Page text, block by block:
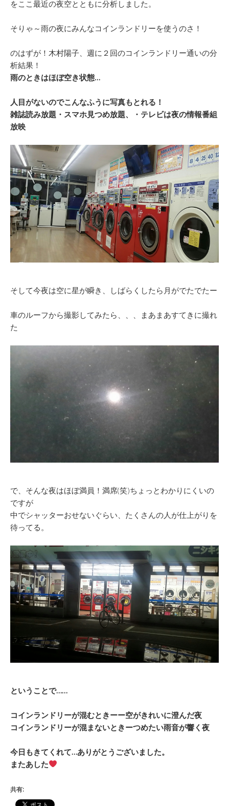
をここ最近の夜空とともに分析しました。
そりゃ～雨の夜にみんなコインランドリーを使うのさ！
のはずが！木村陽子、週に２回のコインランドリー通いの分
析結果！
雨のときはほぼ空き状態…
人目がないのでこんなふうに写真もとれる！
雑誌読み放題・スマホ見つめ放題、・テレビは夜の情報番組
放映
そして今夜は空に星が瞬き、しばらくしたら月がでたでたー
車のルーフから撮影してみたら、、、まあまあすてきに撮れ
た
で、そんな夜はほぼ満員！満席(笑)ちょっとわかりにくいの
ですが
中でシャッターおせないぐらい、たくさんの人が仕上がりを
待ってる。
ということで……
コインランドリーが混むときーー空がきれいに澄んだ夜
コインランドリーが混まないときーつめたい雨音が響く夜
今日もきてくれて…ありがとうございました。
またあした
共有: